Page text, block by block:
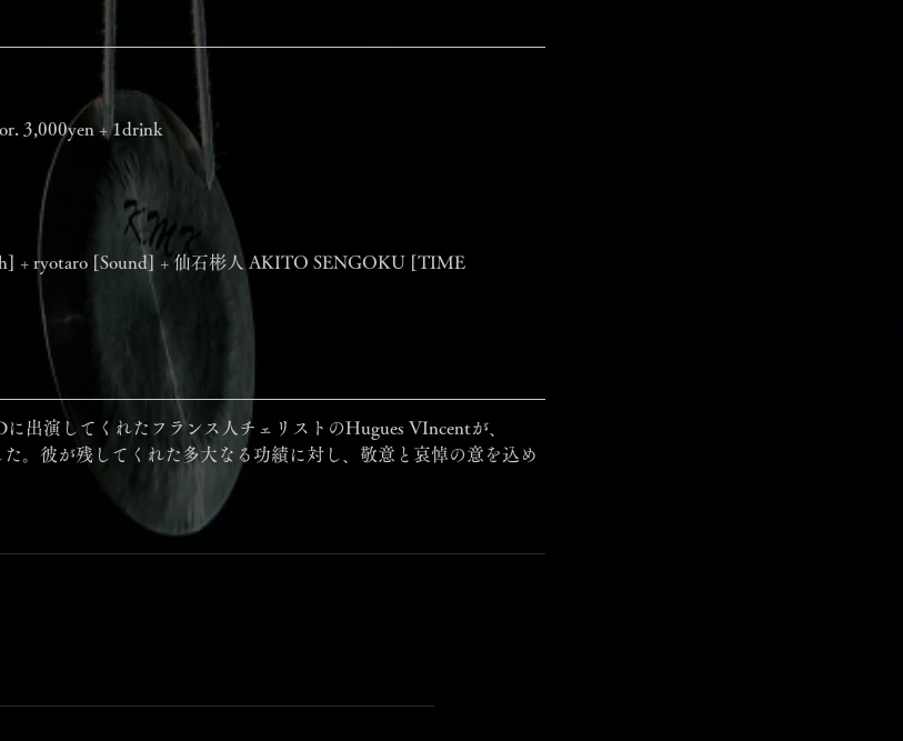
3,000yen + 1drink
+ ryotaro [Sound] + 仙石彬人 AKITO SENGOKU [TIME
出演してくれたフランス人チェリストのHugues VIncentが、
。彼が残してくれた多大なる功績に対し、敬意と哀悼の意を込め